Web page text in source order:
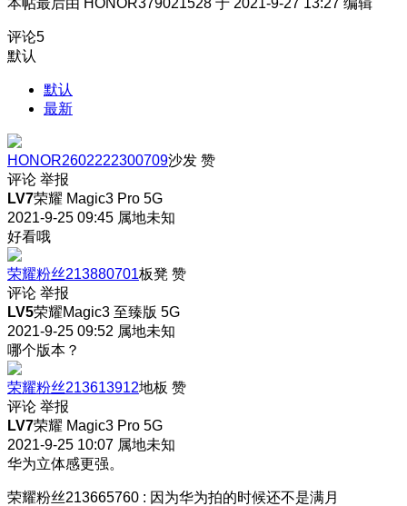
评论5
默认
默认
最新
HONOR2602222300709沙发 赞
评论 举报
LV7荣耀 Magic3 Pro 5G
2021-9-25 09:45 属地未知
好看哦
荣耀粉丝213880701板凳 赞
评论 举报
LV5荣耀Magic3 至臻版 5G
2021-9-25 09:52 属地未知
哪个版本？
荣耀粉丝213613912地板 赞
评论 举报
LV7荣耀 Magic3 Pro 5G
2021-9-25 10:07 属地未知
华为立体感更强。
荣耀粉丝213665760 : 因为华为拍的时候还不是满月